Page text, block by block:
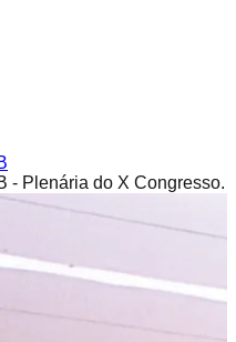
- Plenária do X Congresso.